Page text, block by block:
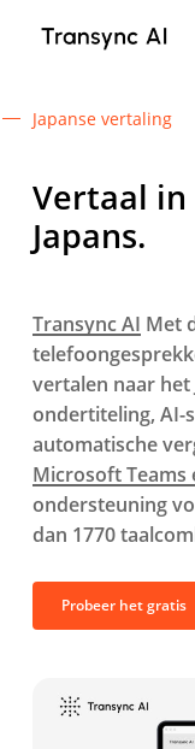
hoofdinhoud
Japanse vertaling
Vertaal
Japans.
Transync AI Met
vertalen naar het
ondertiteling, AI-
automatische
Microsoft Teams
ondersteuning
dan 1770
Probeer het gratis